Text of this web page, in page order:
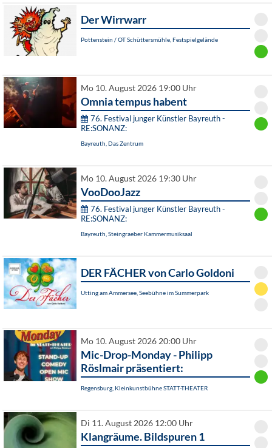
Der Wirrwarr
Pottenstein / OT Schüttersmühle, Festspielgelände
Mo 10. August 2026 19:00 Uhr
Omnia tempus habent
76. Festival junger Künstler Bayreuth -
RE:SONANZ:
Bayreuth, Das Zentrum
Mo 10. August 2026 19:30 Uhr
VooDooJazz
76. Festival junger Künstler Bayreuth -
RE:SONANZ:
Bayreuth, Steingraeber Kammermusiksaal
DER FÄCHER von Carlo Goldoni
Utting am Ammersee, Seebühne im Summerpark
Mo 10. August 2026 20:00 Uhr
Mic-Drop-Monday - Philipp
Röslmair präsentiert:
Regensburg, Kleinkunstbühne STATT-THEATER
Di 11. August 2026 12:00 Uhr
Klangräume. Bildspuren 1